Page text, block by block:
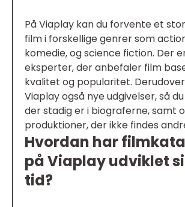
På Viaplay kan du forvente et
film i forskellige genrer som
komedie, og science fiction. Der
eksperter, der anbefaler film
kvalitet og popularitet.
Viaplay også nye udgivelser, så
der stadig er i biograferne, samt
produktioner, der ikke findes
Hvordan har
på Viaplay udviklet
tid?